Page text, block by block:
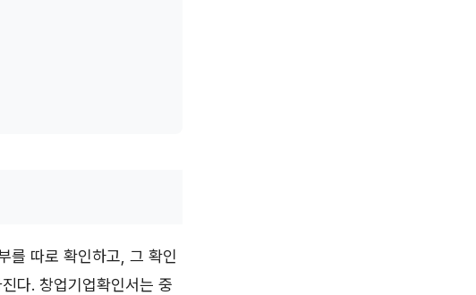
를 따로 확인하고, 그 확인
다. 창업기업확인서는 중